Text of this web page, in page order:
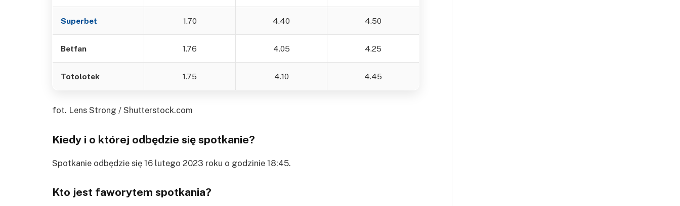
Superbet 1.70 4.40 4.50
Betfan 1.76 4.05 4.25
Totolotek 1.75 4.10 4.45
fot. Lens Strong / Shutterstock.com
Kiedy i o której odbędzie się spotkanie?
Spotkanie odbędzie się 16 lutego 2023 roku o godzinie 18:45.
Kto jest faworytem spotkania?